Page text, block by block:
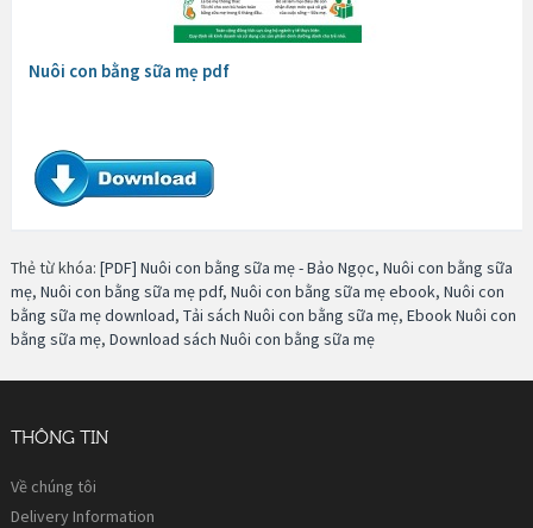
Nuôi con bằng sữa mẹ pdf
Thẻ từ khóa: [PDF] Nuôi con bằng sữa mẹ - Bảo Ngọc, Nuôi con bằng sữa
mẹ, Nuôi con bằng sữa mẹ pdf, Nuôi con bằng sữa mẹ ebook, Nuôi con
bằng sữa mẹ download, Tải sách Nuôi con bằng sữa mẹ, Ebook Nuôi con
bằng sữa mẹ, Download sách Nuôi con bằng sữa mẹ
THÔNG TIN
Về chúng tôi
Delivery Information